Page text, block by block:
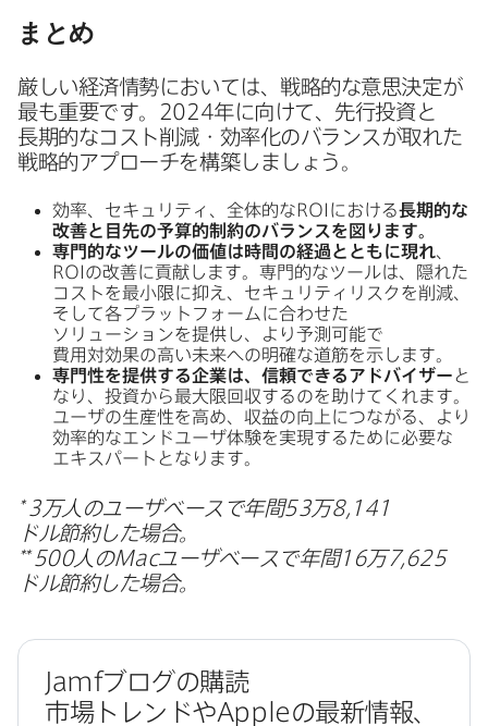
まとめ
厳しい​経済情勢に​おいては、​戦略的な​意思決定が​
最も​重要です。
2024年に​向けて、​先行投資と​
長期的な​コスト削減・効率化の​バランスが​取れた​
戦略的アプローチを​構築しましょう。
効率、​セキュリティ、​全体​的な ROI に​おける長期的な​
改善と​目先の​予算的制約の​バランスを​図ります。
専門的な​ツールの​価値は​時間の​経過とともに​現れ、
ROI の​改善に​貢献します。​専門的な​ツールは、​隠れた​
コストを​最小限に​抑え、​セキュリティリスクを​削減、​
そして​各プラットフォームに​合わせた​
ソリューションを​提供し、​より​予測可能で​
費用対効果の​高い​未来への​明確な​道筋を​示します。
専門性を​提供する​企業は、​信頼できる​アドバイザーと​
なり、​投資から​最大限回収するのを​助けてくれます。​
ユーザの​生産性を​高め、​収益の​向上に​つながる、​より​
効率的な​エンドユーザ体験を​実現する​ために​必要な​
エキスパートと​なります。
*3万人の​ユーザベースで​年間53万8, 141
ドル節約した​場合。
**500人のMacユーザベースで​年間16万7, 625
ドル節約した​場合。
Jamfブログの​購読
市場トレンドやAppleの​最新情報、